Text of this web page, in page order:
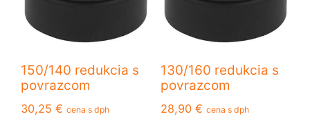
150/140 redukcia s
povrazcom
30,25 € cena s dph
130/160 redukcia s
povrazcom
28,90 € cena s dph